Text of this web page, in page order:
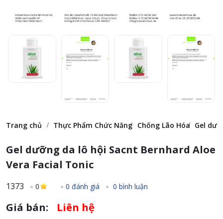
Trang chủ Thực Phẩm Chức Năng Chống Lão Hóa Gel
Gel dưỡng da lô hội Sacnt Bernhard Aloe
Vera Facial Tonic
1373 0 0 đánh giá 0 bình luận
Giá bán: Liên hệ